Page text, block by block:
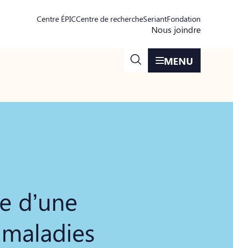
Centre ÉPICCentre de rechercheSeriantFondation
Nous joindre
MENU
d’une